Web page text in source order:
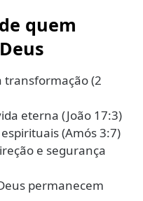
quem
transformação (2
eterna (João 17:3)
(Amós 3:7)
e segurança
permanecem